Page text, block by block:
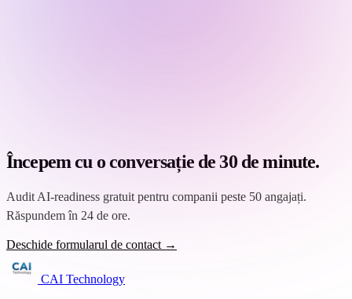
Începem cu o conversație de 30 de minute.
Audit AI-readiness gratuit pentru companii peste 50 angajați.
Răspundem în 24 de ore.
Deschide formularul de contact →
CAI Technology